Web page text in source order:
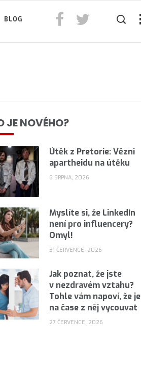
BLOG
JE NOVÉHO?
Útěk z Pretorie: Vězni
apartheidu na útěku
6 SRPNA, 2026
Myslíte si, že LinkedIn
není pro influencery?
Omyl!
31 ČERVENCE, 2026
Jak poznat, že jste
v nezdravém vztahu?
Tohle vám napoví, že je
na čase z něj vycouvat
27 ČERVENCE, 2026